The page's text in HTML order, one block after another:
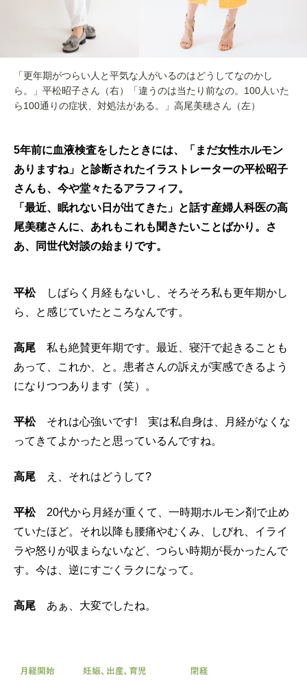
「更年期がつらい人と平気な人がいるのはどうしてなのかし
ら。」平松昭子さん（右）「違うのは当たり前なの。100人いた
ら100通りの症状、対処法がある。」高尾美穂さん（左）
5年前に血液検査をしたときには、「まだ女性ホルモン
ありますね」と診断されたイラストレーターの平松昭子
さんも、今や堂々たるアラフィフ。
「最近、眠れない日が出てきた」と話す産婦人科医の高
尾美穂さんに、あれもこれも聞きたいことばかり。さ
あ、同世代対談の始まりです。
平松しばらく月経もないし、そろそろ私も更年期かし
ら、と感じていたところなんです。
高尾 私も絶賛更年期です。最近、寝汗で起きることも
あって、これか、と。患者さんの訴えが実感できるよう
になりつつあります（笑）。
平松それは心強いです! 実は私自身は、月経がなくな
ってきてよかったと思っているんですね。
高尾 え、それはどうして?
平松20代から月経が重くて、一時期ホルモン剤で止め
ていたほど。それ以降も腰痛やむくみ、しびれ、イライ
ラや怒りが収まらないなど、つらい時期が長かったんで
す。今は、逆にすごくラクになって。
高尾 あぁ、大変でしたね。